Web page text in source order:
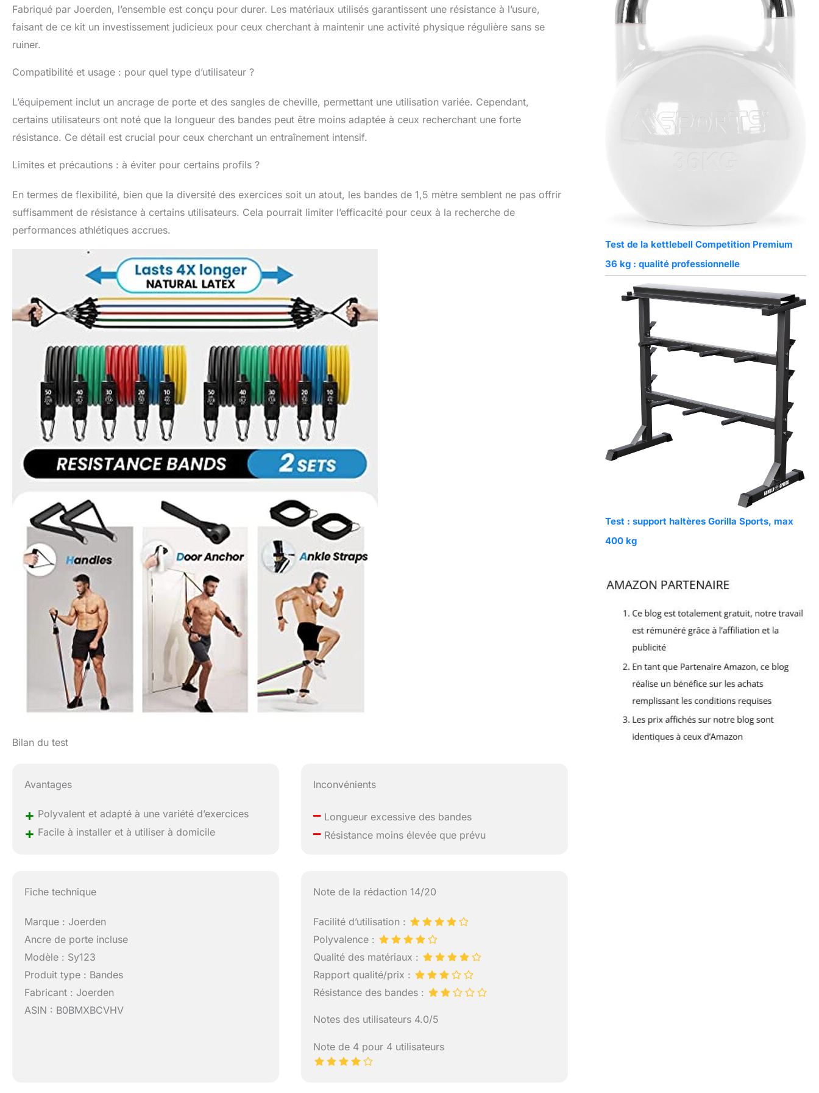
souple pour une prise en main plus confortable. Cosses
métalliques robustes pivotantes à 360° et boucles en
peuvent équilibrer le poids des deux côtés et peuvent
Design durable et sûr : nos tiges de Pilates à trois
sections sont filetées pour éviter le risque de pincement
amélioré le connecteur au milieu en un bloc de fer solide
fil.
Fabriqué par Joerden, l’ensemble est conçu pour durer. Les matériaux utilisés garantissent une résistance à l’usure,
faisant de ce kit un investissement judicieux pour ceux cherchant à maintenir une activité physique régulière sans se
ruiner.
Compatibilité et usage : pour quel type d’utilisateur ?
L’équipement inclut un ancrage de porte et des sangles de cheville, permettant une utilisation variée. Cependant,
certains utilisateurs ont noté que la longueur des bandes peut être moins adaptée à ceux recherchant une forte
résistance. Ce détail est crucial pour ceux cherchant un entraînement intensif.
Limites et précautions : à éviter pour certains profils ?
En termes de flexibilité, bien que la diversité des exercices soit un atout, les bandes de 1,5 mètre semblent ne pas offrir
suffisamment de résistance à certains utilisateurs. Cela pourrait limiter l’efficacité pour ceux à la recherche de
performances athlétiques accrues.
Bilan du test
Avantages
+ Polyvalent et adapté à une variété d’exercices
+ Facile à installer et à utiliser à domicile
Inconvénients
– Longueur excessive des bandes
– Résistance moins élevée que prévu
Fiche technique
Marque : Joerden
Ancre de porte incluse
Modèle : Sy123
Produit type : Bandes
Fabricant : Joerden
ASIN : B0BMXBCVHV
Note de la rédaction 14/20
Facilité d’utilisation :
Polyvalence :
Qualité des matériaux :
Rapport qualité/prix :
Résistance des bandes :
Notes des utilisateurs 4.0/5
Note de 4 pour 4 utilisateurs
Test de la kettlebell Competition Premium
36 kg : qualité professionnelle
Test : support haltères Gorilla Sports, max
400 kg